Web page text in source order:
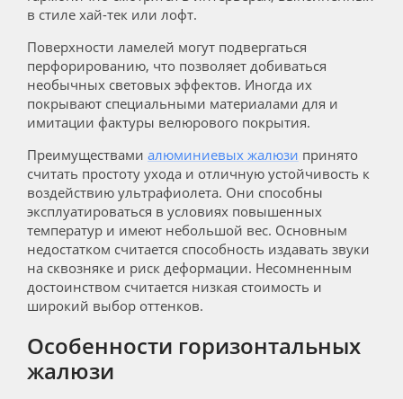
в стиле хай-тек или лофт.
Поверхности ламелей могут подвергаться
перфорированию, что позволяет добиваться
необычных световых эффектов. Иногда их
покрывают специальными материалами для и
имитации фактуры велюрового покрытия.
Преимуществами алюминиевых жалюзи принято
считать простоту ухода и отличную устойчивость к
воздействию ультрафиолета. Они способны
эксплуатироваться в условиях повышенных
температур и имеют небольшой вес. Основным
недостатком считается способность издавать звуки
на сквозняке и риск деформации. Несомненным
достоинством считается низкая стоимость и
широкий выбор оттенков.
Особенности горизонтальных
жалюзи